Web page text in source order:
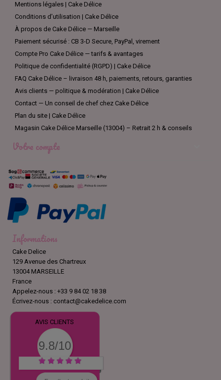
Mentions légales | Cake Délice
Conditions d’utilisation | Cake Délice
À propos de Cake Délice — Marseille
Paiement sécurisé : CB 3-D Secure, PayPal, virement
Compte Pro Cake Délice — tarifs & avantages
Politique de confidentialité (RGPD) | Cake Délice
FAQ Cake Délice – livraison 48 h, paiements, retours, garanties
Avis clients — politique & modération | Cake Délice
Contact — Un conseil de chef chez Cake Délice
Plan du site | Cake Délice
Magasin Cake Délice Marseille (13004) – Retrait 2 h & conseils
Votre compte
Informations
Cake Delice
129 Avenue des Chartreux
13004 MARSEILLE
France
Appelez-nous : +33 9 84 02 18 38
Écrivez-nous : contact@cakedelice.com
AVIS CLIENTS
9.8/10